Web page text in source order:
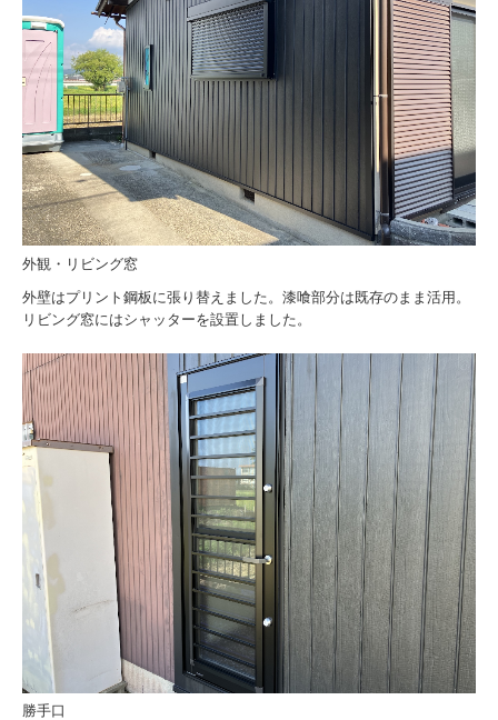
外観・リビング窓
外壁はプリント鋼板に張り替えました。漆喰部分は既存のまま活用。
リビング窓にはシャッターを設置しました。
勝手口